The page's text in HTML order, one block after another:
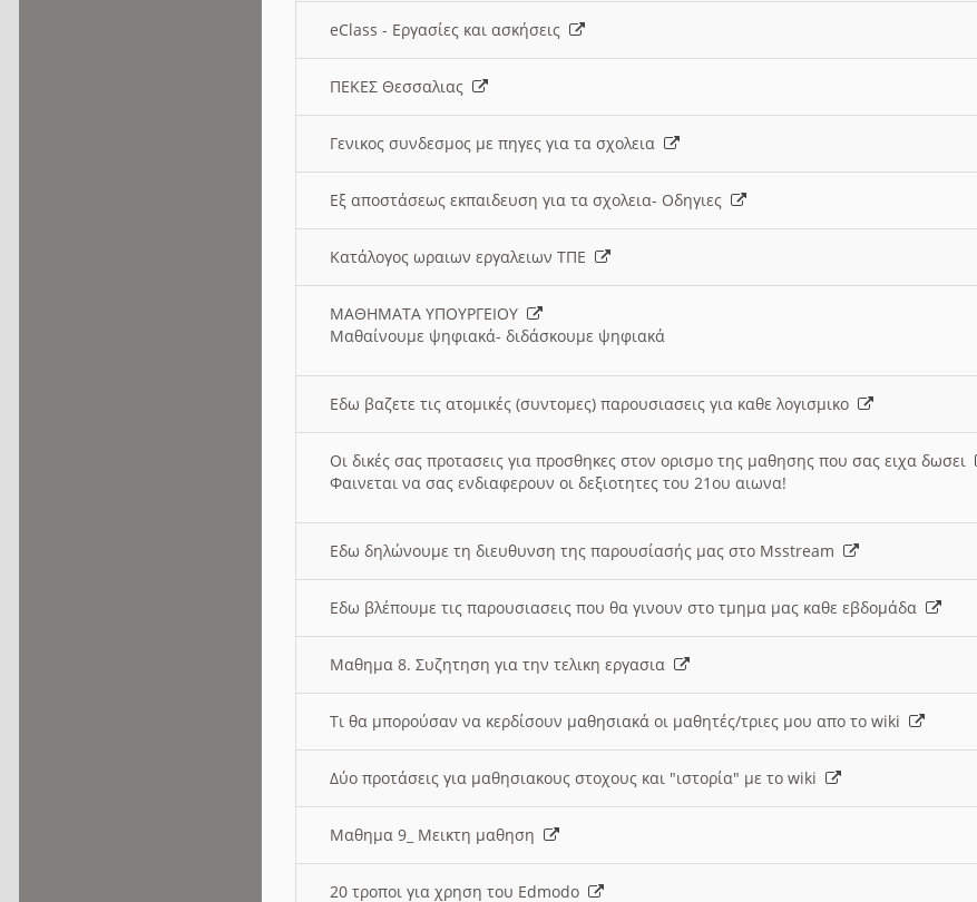
eClass - Εργασίες και ασκήσεις
ΠΕΚΕΣ Θεσσαλιας
Γενικος συνδεσμος με πηγες για τα σχολεια
Εξ αποστάσεως εκπαιδευση για τα σχολεια- Οδηγιες
Κατάλογος ωραιων εργαλειων ΤΠΕ
ΜΑΘΗΜΑΤΑ ΥΠΟΥΡΓΕΙΟΥ
Μαθαίνουμε ψηφιακά- διδάσκουμε ψηφιακά
Εδω βαζετε τις ατομικές (συντομες) παρουσιασεις για καθε λογισμικο
Οι δικές σας προτασεις για προσθηκες στον ορισμο της μαθησης που σας ειχα δωσει
Φαινεται να σας ενδιαφερουν οι δεξιοτητες του 21ου αιωνα!
Εδω δηλώνουμε τη διευθυνση της παρουσίασής μας στο Msstream
Εδω βλέπουμε τις παρουσιασεις που θα γινουν στο τμημα μας καθε εβδομάδα
Μαθημα 8. Συζητηση για την τελικη εργασια
Τι θα μπορούσαν να κερδίσουν μαθησιακά οι μαθητές/τριες μου απο το wiki
Δύο προτάσεις για μαθησιακους στοχους και "ιστορία" με το wiki
Μαθημα 9_ Μεικτη μαθηση
20 τροποι για χρηση του Edmodo